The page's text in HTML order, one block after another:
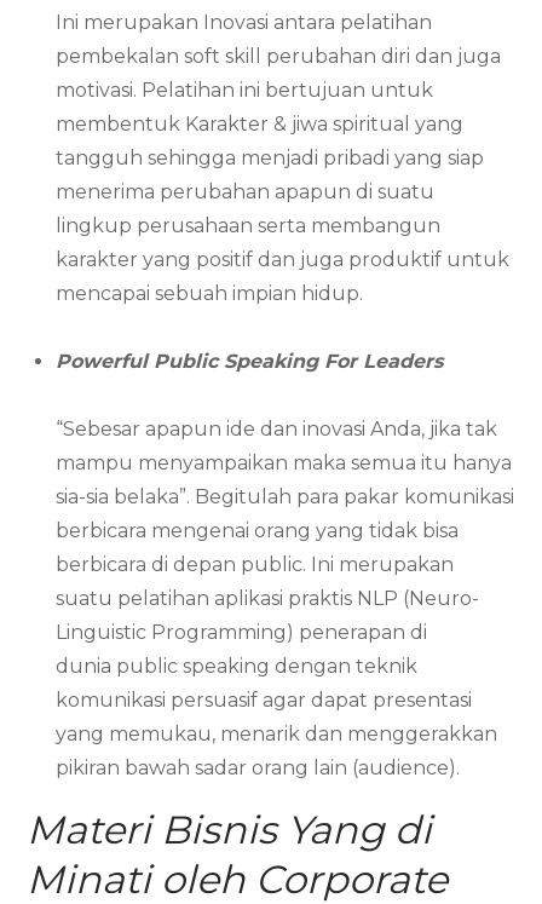
Ini merupakan Inovasi antara pelatihan
pembekalan soft skill perubahan diri dan juga
motivasi. Pelatihan ini bertujuan untuk
membentuk Karakter & jiwa spiritual yang
tangguh sehingga menjadi pribadi yang siap
menerima perubahan apapun di suatu
lingkup perusahaan serta membangun
karakter yang positif dan juga produktif untuk
mencapai sebuah impian hidup.
Powerful Public Speaking For Leaders
“Sebesar apapun ide dan inovasi Anda, jika tak
mampu menyampaikan maka semua itu hanya
sia-sia belaka”. Begitulah para pakar komunikasi
berbicara mengenai orang yang tidak bisa
berbicara di depan public. Ini merupakan
suatu pelatihan aplikasi praktis NLP (Neuro-
Linguistic Programming) penerapan di
dunia public speaking dengan teknik
komunikasi persuasif agar dapat presentasi
yang memukau, menarik dan menggerakkan
pikiran bawah sadar orang lain (audience).
Materi Bisnis Yang di
Minati oleh Corporate